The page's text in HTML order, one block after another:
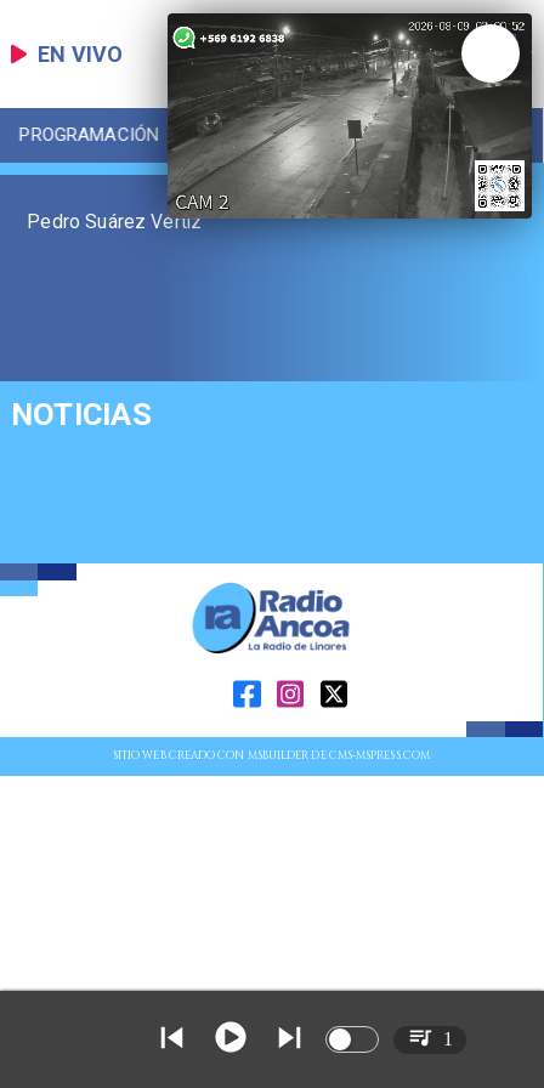
EN VIVO
PROGRAMACIÓN LOCAL DEPORTES
Pedro Suárez Vértiz
NOTICIAS
SITIO WEB CREADO CON MSBUILDER DE CMS-MSPRESS.COM
1